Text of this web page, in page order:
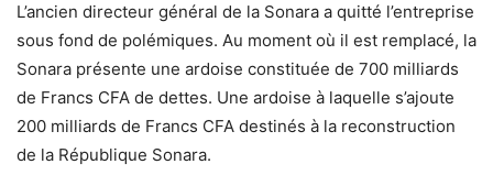
L’ancien directeur général de la Sonara a quitté l’entreprise
sous fond de polémiques. Au moment où il est remplacé, la
Sonara présente une ardoise constituée de 700 milliards
de Francs CFA de dettes. Une ardoise à laquelle s’ajoute
200 milliards de Francs CFA destinés à la reconstruction
de la République Sonara.